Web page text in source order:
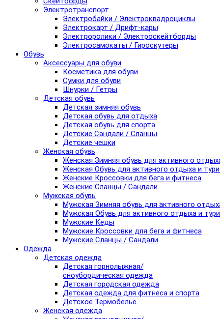
Электротранспорт
Электробайки / Электроквадроциклы
Электрокарт / Дрифт-кары
Электроролики / Электроскейтборды
Электросамокаты / Гироскутеры
Обувь
Аксессуары для обуви
Косметика для обуви
Сумки для обуви
Шнурки / Гетры
Детская обувь
Детская зимняя обувь
Детская обувь для отдыха
Детская обувь для спорта
Детские Сандали / Сланцы
Детские чешки
Женская обувь
Женская Зимняя обувь для активного
Женская Обувь для активного отдыха и
Женские Кроссовки для бега и фитнеса
Женские Сланцы / Сандали
Мужская обувь
Мужская Зимняя обувь для активного
Мужская Обувь для активного отдыха и
Мужские Кеды
Мужские Кроссовки для бега и фитнеса
Мужские Сланцы / Сандали
Одежда
Детская одежда
Детская горнолыжная/
сноубордическая одежда
Детская городская одежда
Детская одежда для фитнеса и спорта
Детское Термобелье
Женская одежда